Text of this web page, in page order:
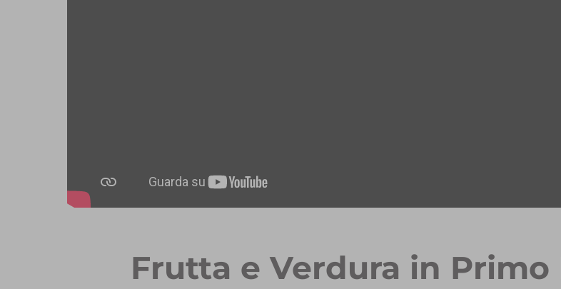
Frutta e Verdura in Primo